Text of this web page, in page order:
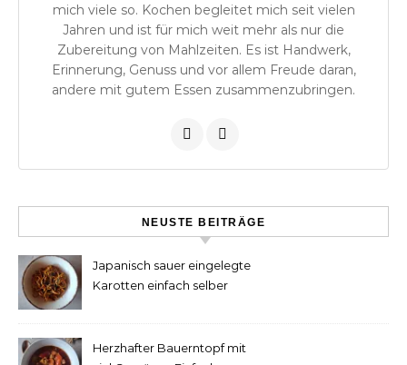
mich viele so. Kochen begleitet mich seit vielen
Jahren und ist für mich weit mehr als nur die
Zubereitung von Mahlzeiten. Es ist Handwerk,
Erinnerung, Genuss und vor allem Freude daran,
andere mit gutem Essen zusammenzubringen.
NEUSTE BEITRÄGE
Japanisch sauer eingelegte
Karotten einfach selber
Herzhafter Bauerntopf mit